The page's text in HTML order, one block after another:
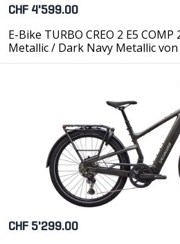
CHF 4'599.00
E-Bike TURBO CREO 2 E5
Metallic / Dark Navy Metallic von
CHF 5'299.00